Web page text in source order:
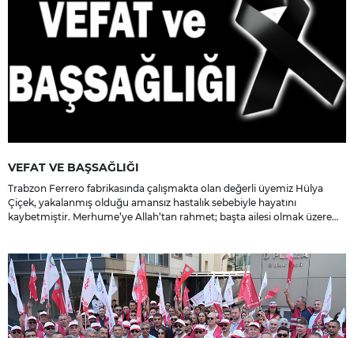
VEFAT VE BAŞSAĞLIĞI
Trabzon Ferrero fabrikasında çalışmakta olan değerli üyemiz Hülya
Çiçek, yakalanmış olduğu amansız hastalık sebebiyle hayatını
kaybetmiştir. Merhume’ye Allah’tan rahmet; başta ailesi olmak üzere